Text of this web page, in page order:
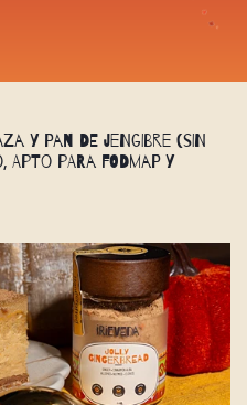
y pan de jengibre (sin
para FODMAP y